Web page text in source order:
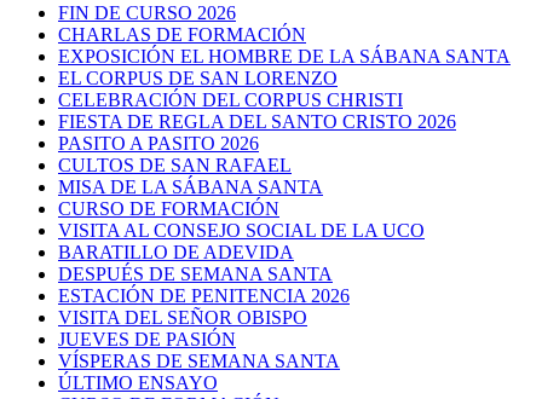
FIN DE CURSO 2026
CHARLAS DE FORMACIÓN
EXPOSICIÓN EL HOMBRE DE LA SÁBANA SANTA
EL CORPUS DE SAN LORENZO
CELEBRACIÓN DEL CORPUS CHRISTI
FIESTA DE REGLA DEL SANTO CRISTO 2026
PASITO A PASITO 2026
CULTOS DE SAN RAFAEL
MISA DE LA SÁBANA SANTA
CURSO DE FORMACIÓN
VISITA AL CONSEJO SOCIAL DE LA UCO
BARATILLO DE ADEVIDA
DESPUÉS DE SEMANA SANTA
ESTACIÓN DE PENITENCIA 2026
VISITA DEL SEÑOR OBISPO
JUEVES DE PASIÓN
VÍSPERAS DE SEMANA SANTA
ÚLTIMO ENSAYO